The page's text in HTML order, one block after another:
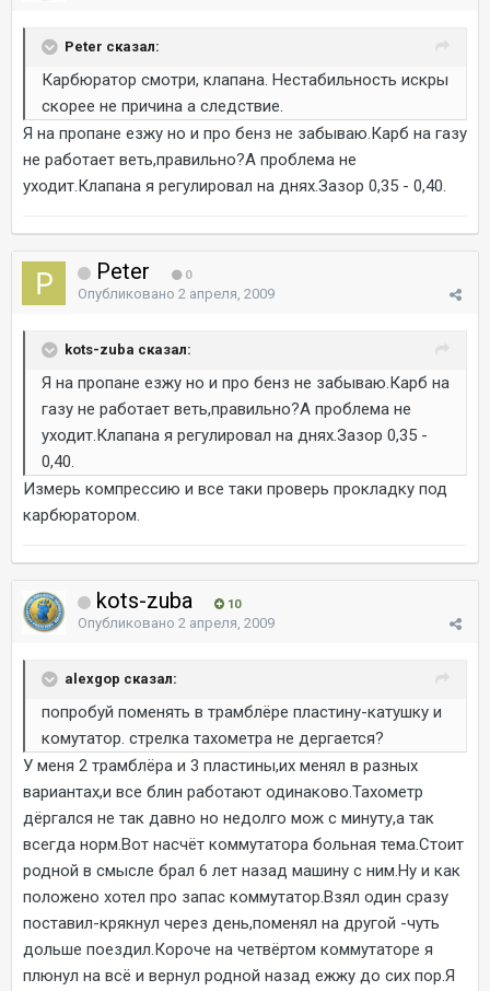
Peter сказал:
Карбюратор смотри, клапана. Нестабильность искры
скорее не причина а следствие.
Я на пропане езжу но и про бенз не забываю.Карб на газу
не работает веть,правильно?А проблема не
уходит.Клапана я регулировал на днях.Зазор 0,35 - 0,40.
Peter 0
Опубликовано 2 апреля, 2009
kots-zuba сказал:
Я на пропане езжу но и про бенз не забываю.Карб на
газу не работает веть,правильно?А проблема не
уходит.Клапана я регулировал на днях.Зазор 0,35 -
0,40.
Измерь компрессию и все таки проверь прокладку под
карбюратором.
kots-zuba 10
Опубликовано 2 апреля, 2009
alexgop сказал:
попробуй поменять в трамблёре пластину-катушку и
комутатор. стрелка тахометра не дергается?
У меня 2 трамблёра и 3 пластины,их менял в разных
вариантах,и все блин работают одинаково.Тахометр
дёргался не так давно но недолго мож с минуту,а так
всегда норм.Вот насчёт коммутатора больная тема.Стоит
родной в смысле брал 6 лет назад машину с ним.Ну и как
положено хотел про запас коммутатор.Взял один сразу
поставил-крякнул через день,поменял на другой -чуть
дольше поездил.Короче на четвёртом коммутаторе я
плюнул на всё и вернул родной назад ежжу до сих пор.Я